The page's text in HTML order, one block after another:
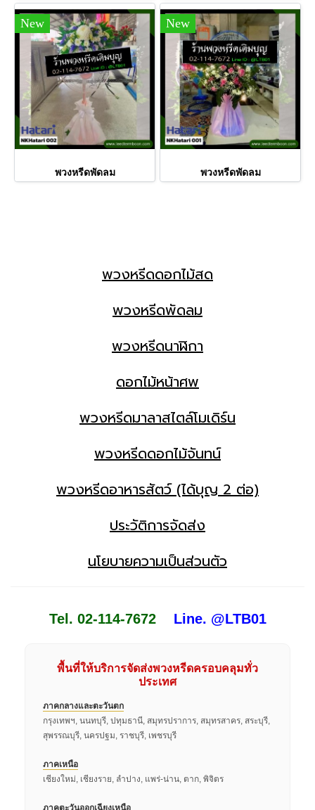
New
พวงหรีดพัดลม
New
พวงหรีดพัดลม
พวงหรีดดอกไม้สด
พวงหรีดพัดลม
พวงหรีดนาฬิกา
ดอกไม้หน้าศพ
พวงหรีดมาลาสไตล์โมเดิร์น
พวงหรีดดอกไม้จันทน์
พวงหรีดอาหารสัตว์ (ได้บุญ 2 ต่อ)
ประวัติการจัดส่ง
นโยบายความเป็นส่วนตัว
Tel. 02-114-7672 Line. @LTB01
พื้นที่ให้บริการจัดส่งพวงหรีดครอบคลุมทั่ว
ประเทศ
ภาคกลางและตะวันตก
กรุงเทพฯ, นนทบุรี, ปทุมธานี, สมุทรปราการ, สมุทรสาคร, สระบุรี,
สุพรรณบุรี, นครปฐม, ราชบุรี, เพชรบุรี
ภาคเหนือ
เชียงใหม่, เชียงราย, ลำปาง, แพร่-น่าน, ตาก, พิจิตร
ภาคตะวันออกเฉียงเหนือ